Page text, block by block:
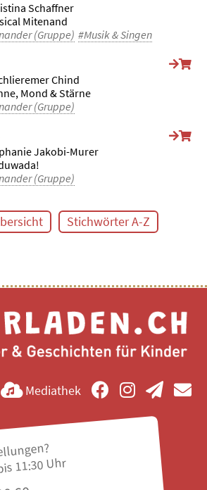
Schaffner
Mitenand
(Gruppe) #Musik & Singen
Chind
Mond & Stärne
(Gruppe)
Jakobi-Murer
(Gruppe)
Stichwörter A-Z
Mediathek
11:30 Uhr